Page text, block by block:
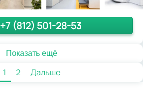
+7 (812) 501-28-53
Показать ещё
1 2 Дальше